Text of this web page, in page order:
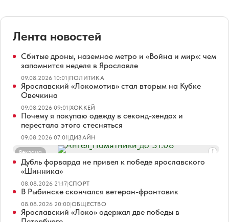
Лента новостей
Сбитые дроны, наземное метро и «Война и мир»: чем
запомнится неделя в Ярославле
09.08.2026 10:01|ПОЛИТИКА
Ярославский «Локомотив» стал вторым на Кубке
Овечкина
09.08.2026 09:01|ХОККЕЙ
Почему я покупаю одежду в секонд-хендах и
перестала этого стесняться
09.08.2026 07:01|ДИЗАЙН
Реклама
Дубль форварда не привел к победе ярославского
«Шинника»
08.08.2026 21:17|СПОРТ
В Рыбинске скончался ветеран-фронтовик
08.08.2026 20:00|ОБЩЕСТВО
Ярославский «Локо» одержал две победы в